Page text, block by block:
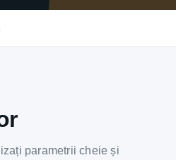
parametrii cheie și